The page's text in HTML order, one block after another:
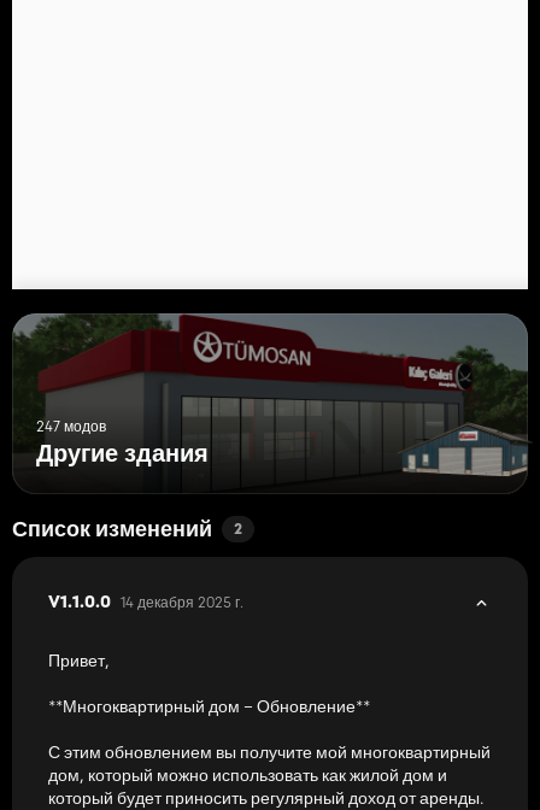
247 модов
Другие здания
Список изменений 2
V1.1.0.0 14 декабря 2025 г.
Привет,
**Многоквартирный дом – Обновление**
С этим обновлением вы получите мой многоквартирный
дом, который можно использовать как жилой дом и
который будет приносить регулярный доход от аренды.